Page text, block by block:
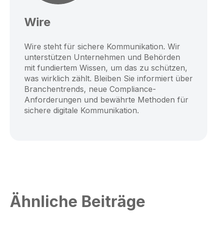
Wire
Wire steht für sichere Kommunikation. Wir
unterstützen Unternehmen und Behörden
mit fundiertem Wissen, um das zu schützen,
was wirklich zählt. Bleiben Sie informiert über
Branchentrends, neue Compliance-
Anforderungen und bewährte Methoden für
sichere digitale Kommunikation.
Ähnliche Beiträge